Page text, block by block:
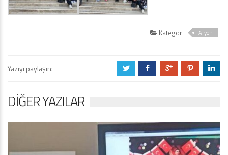
Kategori Afyon
Yazıyı paylaşın: a b c d j
DIĞER YAZILAR